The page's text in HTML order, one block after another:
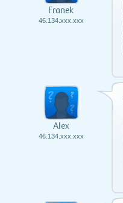
Franek
46.134.xxx.xxx
Alex
46.134.xxx.xxx